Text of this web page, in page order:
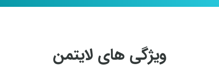
ویژگی های لایتمن